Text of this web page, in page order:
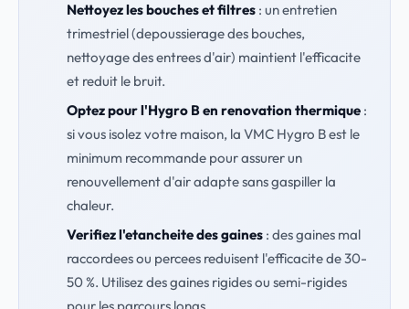
Nettoyez les bouches et filtres: un entretien
trimestriel (depoussierage des bouches,
nettoyage des entrees d'air) maintient l'efficacite
et reduit le bruit.
Optez pour l'Hygro B en renovation thermique:
si vous isolez votre maison, la VMC Hygro B est le
minimum recommande pour assurer un
renouvellement d'air adapte sans gaspiller la
chaleur.
Verifiez l'etancheite des gaines: des gaines mal
raccordees ou percees reduisent l'efficacite de 30-
50 %. Utilisez des gaines rigides ou semi-rigides